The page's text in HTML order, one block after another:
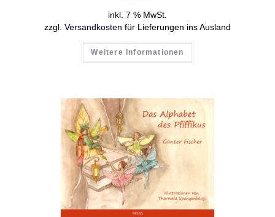
inkl. 7 % MwSt.
zzgl. Versandkosten für Lieferungen ins Ausland
Weitere Informationen